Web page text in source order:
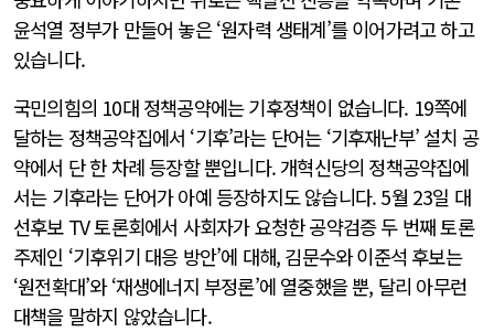
윤석열 정부가 만들어 놓은 ‘원자력 생태계’를 이어가려고 하고
있습니다.
국민의힘의 10대 정책공약에는 기후정책이 없습니다. 19쪽에
달하는 정책공약집에서 ‘기후’라는 단어는 ‘기후재난부’ 설치 공
약에서 단 한 차례 등장할 뿐입니다. 개혁신당의 정책공약집에
서는 기후라는 단어가 아예 등장하지도 않습니다. 5월 23일 대
선후보 TV 토론회에서 사회자가 요청한 공약검증 두 번째 토론
주제인 ‘기후위기 대응 방안’에 대해, 김문수와 이준석 후보는
‘원전확대’와 ‘재생에너지 부정론’에 열중했을 뿐, 달리 아무런
대책을 말하지 않았습니다.